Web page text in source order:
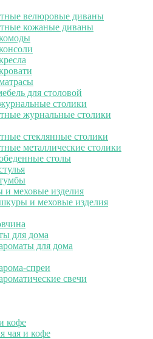
велюровые диваны
кожаные диваны
для столовой
столики
журнальные столики
стеклянные столики
металлические столики
столы
меховые изделия
и меховые изделия
для дома
для дома
спреи
свечи
кофе
чая и кофе